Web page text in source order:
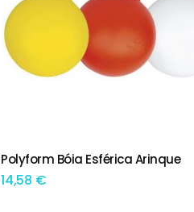
TEM OPÇÕES
Polyform Bóia Esférica Arinque
14,58 €